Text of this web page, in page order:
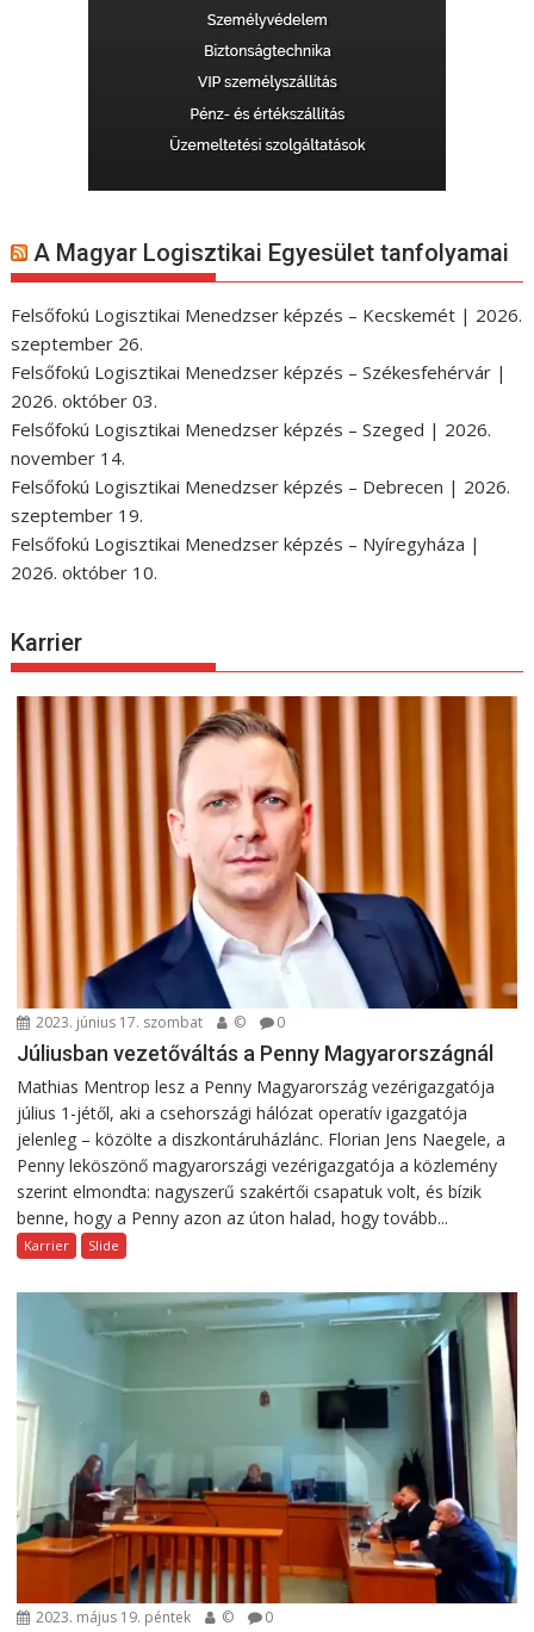
A Magyar Logisztikai Egyesület tanfolyamai
Felsőfokú Logisztikai Menedzser képzés – Kecskemét | 2026.
szeptember 26.
Felsőfokú Logisztikai Menedzser képzés – Székesfehérvár |
2026. október 03.
Felsőfokú Logisztikai Menedzser képzés – Szeged | 2026.
november 14.
Felsőfokú Logisztikai Menedzser képzés – Debrecen | 2026.
szeptember 19.
Felsőfokú Logisztikai Menedzser képzés – Nyíregyháza |
2026. október 10.
Karrier
2023. június 17. szombat © 0
Júliusban vezetőváltás a Penny Magyarországnál
Mathias Mentrop lesz a Penny Magyarország vezérigazgatója
július 1-jétől, aki a csehországi hálózat operatív igazgatója
jelenleg – közölte a diszkontáruházlánc. Florian Jens Naegele, a
Penny leköszönő magyarországi vezérigazgatója a közlemény
szerint elmondta: nagyszerű szakértői csapatuk volt, és bízik
benne, hogy a Penny azon az úton halad, hogy tovább...
Karrier Slide
2023. május 19. péntek © 0